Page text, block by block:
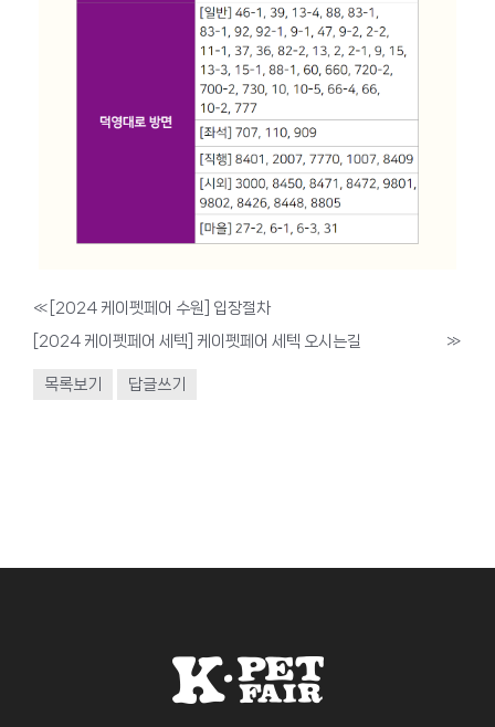
« [2024 케이펫페어 수원] 입장절차
[2024 케이펫페어 세텍] 케이펫페어 세텍 오시는길
»
목록보기 답글쓰기